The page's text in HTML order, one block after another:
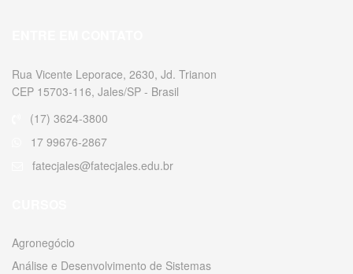
Rua Vicente Leporace, 2630, Jd. Trianon
CEP 15703-116, Jales/SP - Brasil
(17) 3624-3800
17 99676-2867
fatecjales@fatecjales.edu.br
Agronegócio
Análise e Desenvolvimento de Sistemas